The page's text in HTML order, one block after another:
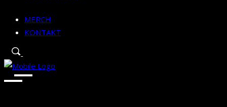
MERCH
KONTAKT